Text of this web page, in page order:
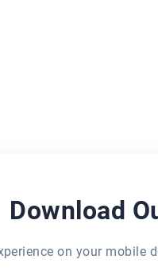
Download
on your mobile